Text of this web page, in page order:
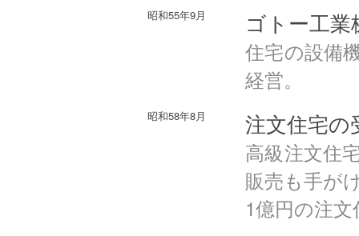
昭和55年9月 ゴトー工
住宅の設備
経営。
昭和58年8月 注文住宅の
高級注文住
販売も手が
1億円の注